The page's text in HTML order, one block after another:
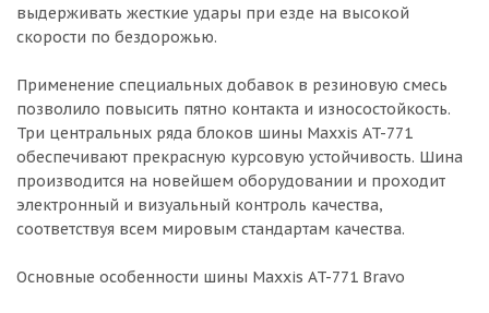
выдерживать жесткие удары при езде на высокой
скорости по бездорожью.
Применение специальных добавок в резиновую смесь
позволило повысить пятно контакта и износостойкость.
Три центральных ряда блоков шины Maxxis AT-771
обеспечивают прекрасную курсовую устойчивость. Шина
производится на новейшем оборудовании и проходит
электронный и визуальный контроль качества,
соответствуя всем мировым стандартам качества.
Основные особенности шины Maxxis AT-771 Bravo